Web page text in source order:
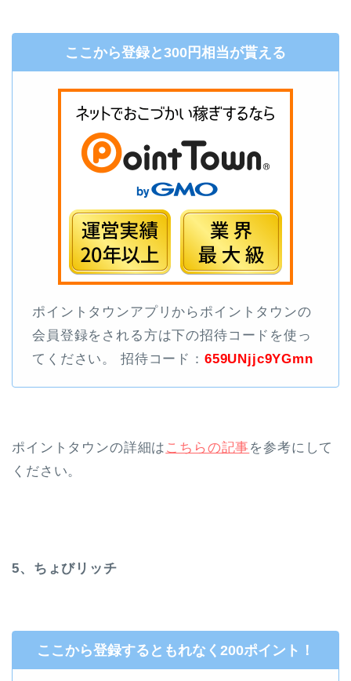
ここから登録と300円相当が貰える
ポイントタウンアプリからポイントタウンの
会員登録をされる方は下の招待コードを使っ
てください。 招待コード： 659UNjjc9YGmn
ポイントタウンの詳細は こちらの記事 を参考にして
ください。
5、ちょびリッチ
ここから登録するともれなく200ポイント！